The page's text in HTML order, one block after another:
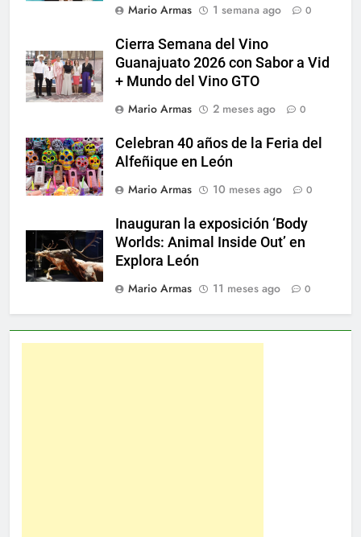
Mario Armas
1 semana ago 0
Cierra Semana del Vino
Guanajuato 2026 con Sabor a Vid
+ Mundo del Vino GTO
Mario Armas
2 meses ago 0
Celebran 40 años de la Feria del
Alfeñique en León
Mario Armas
10 meses ago 0
Inauguran la exposición ‘Body
Worlds: Animal Inside Out’ en
Explora León
Mario Armas
11 meses ago 0